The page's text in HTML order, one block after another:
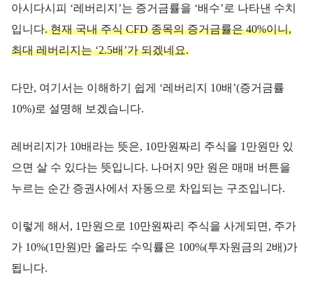
아시다시피 ‘레버리지’는 증거금률을 ‘배수’로 나타낸 수치
입니다. 현재 국내 주식 CFD 종목의 증거금률은 40%이니,
최대 레버리지는 ‘2.5배’가 되겠네요.
다만, 여기서는 이해하기 쉽게 ‘레버리지 10배’(증거금률
10%)로 설명해 보겠습니다.
레버리지가 10배라는 뜻은, 10만원짜리 주식을 1만원만 있
으면 살 수 있다는 뜻입니다. 나머지 9만 원은 매매 버튼을
누르는 순간 증권사에서 자동으로 차입되는 구조입니다.
이렇게 해서, 1만원으로 10만원짜리 주식을 사게되면, 주가
가 10%(1만원)만 올라도 수익률은 100%(투자원금의 2배)가
됩니다.